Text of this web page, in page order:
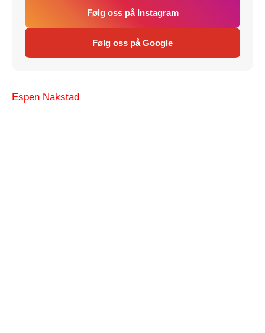
Følg oss på Instagram
Følg oss på Google
Espen Nakstad